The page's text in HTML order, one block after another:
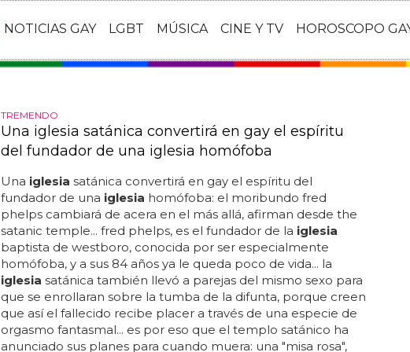
NOTICIAS GAY LGBT MÚSICA CINE Y TV HOROSCOPO
TREMENDO
Una iglesia satánica convertirá en gay el espíritu
del fundador de una iglesia homófoba
Una iglesia satánica convertirá en gay el espíritu del
fundador de una iglesia homófoba: el moribundo fred
phelps cambiará de acera en el más allá, afirman desde the
satanic temple... fred phelps, es el fundador de la iglesia
baptista de westboro, conocida por ser especialmente
homófoba, y a sus 84 años ya le queda poco de vida... la
iglesia satánica también llevó a parejas del mismo sexo para
que se enrollaran sobre la tumba de la difunta, porque creen
que así el fallecido recibe placer a través de una especie de
orgasmo fantasmal... es por eso que el templo satánico ha
anunciado sus planes para cuando muera: una "misa rosa",